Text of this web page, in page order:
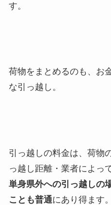
す。
荷物をまとめるのも、お
な引っ越し。
引っ越しの料金は、荷物
っ越し距離・業者によっ
単身県外への引っ越しの
ことも普通にあり得ます。